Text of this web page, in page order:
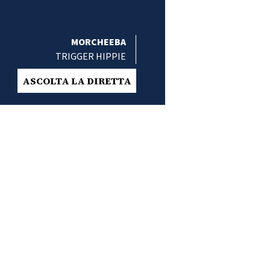
MORCHEEBA
TRIGGER HIPPIE
ASCOLTA LA DIRETTA